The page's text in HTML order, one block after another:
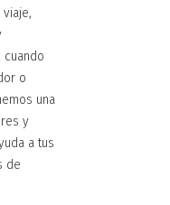
o
una
y
a tus
de